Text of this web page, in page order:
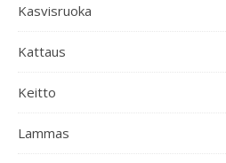
Kasvisruoka
Kattaus
Keitto
Lammas